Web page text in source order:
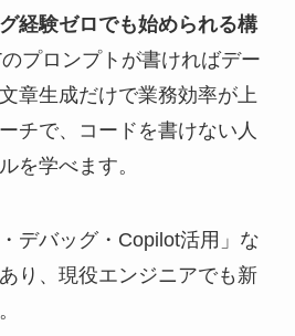
経験ゼロでも始められる構
プロンプトが書ければデー
章生成だけで業務効率が上
チで、コードを書けない人
を学べます。
デバッグ・Copilot活用」な
り、現役エンジニアでも新